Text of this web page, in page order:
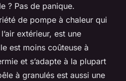
? Pas de panique.
de pompe à chaleur qui
extérieur, est une
est moins coûteuse à
et s’adapte à la plupart
à granulés est aussi une